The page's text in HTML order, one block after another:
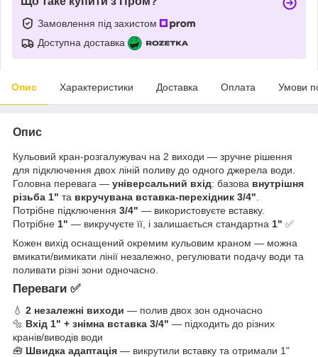
Замовлення під захистом
Доступна доставка
Опис Характеристики Доставка Оплата Умови
Опис
Кульовий кран-розгалужувач на 2 виходи — зручне рішення
для підключення двох ліній поливу до одного джерела води.
Головна перевага — універсальний вхід: базова внутрішня
різьба 1" та вкручувана вставка-перехідник 3/4"
Потрібне підключення 3/4" — використовуєте вставку.
Потрібне 1" — викручуєте її, і залишається стандартна 1" ✅
Кожен вихід оснащений окремим кульовим краном — можна
вмикати/вимикати лінії незалежно, регулювати подачу води та
поливати різні зони одночасно.
Переваги ✅
💧 2 незалежні виходи — полив двох зон одночасно
🔩 Вхід 1" + знімна вставка 3/4" — підходить до різних
кранів/виводів води
🧰 Швидка адаптація — викрутили вставку та отримали 1"